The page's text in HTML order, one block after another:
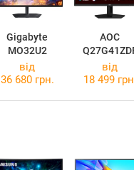
Gigabyte
MO32U2
AOC
від
36 680 грн.
від
18 499